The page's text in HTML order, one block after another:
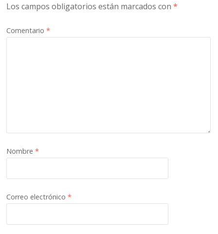
Los campos obligatorios están marcados con*
Comentario*
Nombre*
Correo electrónico*